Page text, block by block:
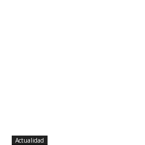
Actualidad